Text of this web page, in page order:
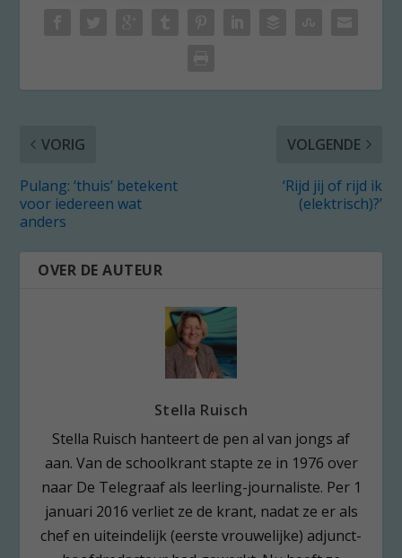
VORIG
Pulang: ‘thuis’ betekent
voor iedereen wat
anders
VOLGENDE
‘Rijd jij of rijd ik
(elektrisch)?’
OVER DE AUTEUR
Stella Ruisch
Stella Ruisch hanteert de pen al van jongs af
aan. Van de schoolkrant stapte ze in 1976 over
naar De Telegraaf als leerling-journaliste. Per 1
januari 2016 verliet ze de krant, nadat ze er als
chef en uiteindelijk (eerste vrouwelijke) adjunct-